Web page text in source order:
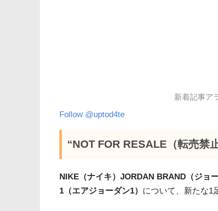
新着記事ア
Follow @uptod4te
“NOT FOR RESALE（転売禁
NIKE（ナイキ）JORDAN BRAND（ジョ
1（エアジョーダン1） について、新たな1